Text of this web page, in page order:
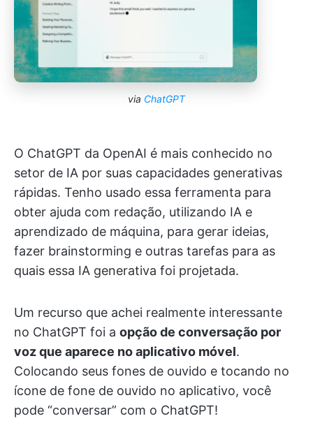
via ChatGPT
O ChatGPT da OpenAI é mais conhecido no
setor de IA por suas capacidades generativas
rápidas. Tenho usado essa ferramenta para
obter ajuda com redação, utilizando IA e
aprendizado de máquina, para gerar ideias,
fazer brainstorming e outras tarefas para as
quais essa IA generativa foi projetada.
Um recurso que achei realmente interessante
no ChatGPT foi a opção de conversação por
voz que aparece no aplicativo móvel.
Colocando seus fones de ouvido e tocando no
ícone de fone de ouvido no aplicativo, você
pode “conversar” com o ChatGPT!